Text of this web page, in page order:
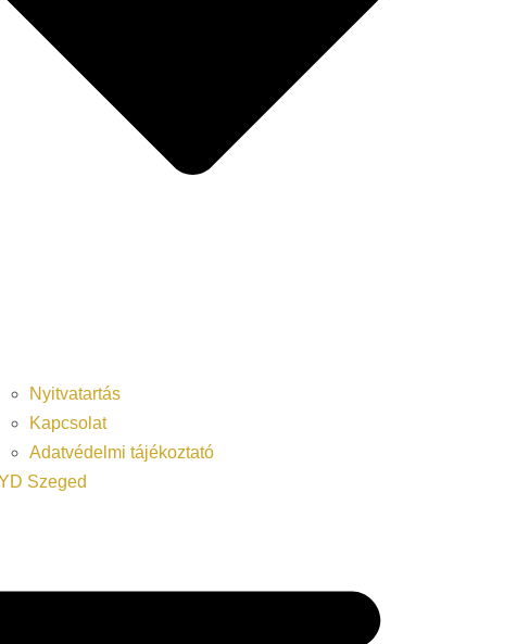
Nyitvatartás
Kapcsolat
Adatvédelmi tájékoztató
Szeged